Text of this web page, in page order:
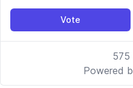
Vote
575
Powered